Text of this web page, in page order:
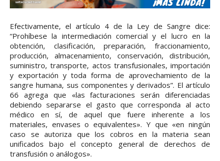
Efectivamente, el artículo 4 de la Ley de Sangre dice:
“Prohíbese la intermediación comercial y el lucro en la
obtención, clasificación, preparación, fraccionamiento,
producción, almacenamiento, conservación, distribución,
suministro, transporte, actos transfusionales, importación
y exportación y toda forma de aprovechamiento de la
sangre humana, sus componentes y derivados”. El artículo
66 agrega que «las facturaciones serán diferenciadas
debiendo separarse el gasto que corresponda al acto
médico en sí, de aquel que fuere inherente a los
materiales, envases o equivalentes». Y que «en ningún
caso se autoriza que los cobros en la materia sean
unificados bajo el concepto general de derechos de
transfusión o análogos».